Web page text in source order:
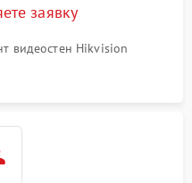
заявку
видеостен Hikvision